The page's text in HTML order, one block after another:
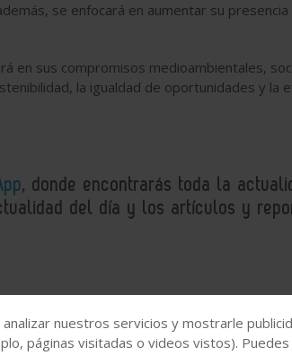
se enfocará en aumentar su
en sus compromisos medioambientales,
la igualdad de oportunidades y la
, donde encontrarás toda la
del día y los artículos y
nuestros servicios y mostrarle
páginas visitadas o videos vistos).